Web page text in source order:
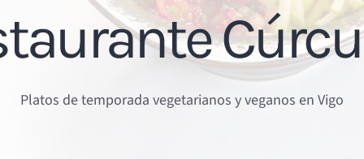
Platos de temporada vegetarianos y veganos en Vigo